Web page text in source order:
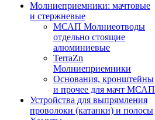
Молниеприемники: мачтовые
и стержневые
МСАП Молниеотводы
отдельно стоящие
алюминиевые
TerraZn
Молниеприемники
Основания, кронштейны
и прочее для мачт МСАП
Устройства для выпрямления
проволоки (катанки) и полосы